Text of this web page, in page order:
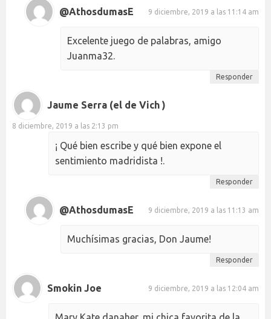
@AthosdumasE 9 diciembre, 2019 a las 11:14 am
Excelente juego de palabras, amigo
Juanma32.
Responder
Jaume Serra (el de Vich )
8 diciembre, 2019 a las 2:13 pm
¡ Qué bien escribe y qué bien expone el
sentimiento madridista !.
Responder
@AthosdumasE 9 diciembre, 2019 a las 11:13 am
Muchísimas gracias, Don Jaume!
Responder
Smokin Joe 9 diciembre, 2019 a las 12:04 am